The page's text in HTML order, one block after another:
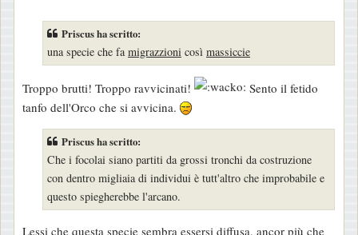
g
g
Priscus ha scritto:
una specie che famigrazzioni così massiccie
Troppo brutti! Troppo ravvicinati!
Sento il fetido
tanfo dell'Orco che si avvicina.
Priscus ha scritto:
Che i focolai siano partiti da grossi tronchi da costruzione
con dentro migliaia di individui è tutt'altro che improbabile e
questo spiegherebbe l'arcano.
Lessi che questa specie sembra essersi diffusa, ancor più che